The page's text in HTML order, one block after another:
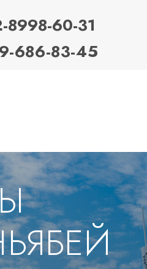
8998-60-31
686-83-45
болезнь — ГЭРБ)
язвенный
и 12-перстной
(ранние стадии)